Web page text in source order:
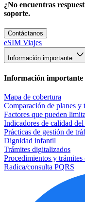
¿No encuentras
soporte.
Contáctanos
eSIM Viajes
Información importante
Información importante
Mapa de cobertura
Comparación de planes y
Factores que pueden
Indicadores de calidad
Prácticas de gestión de
Dignidad infantil
Trámites digitalizados
Procedimientos y trámites
Radica/consulta PQRS